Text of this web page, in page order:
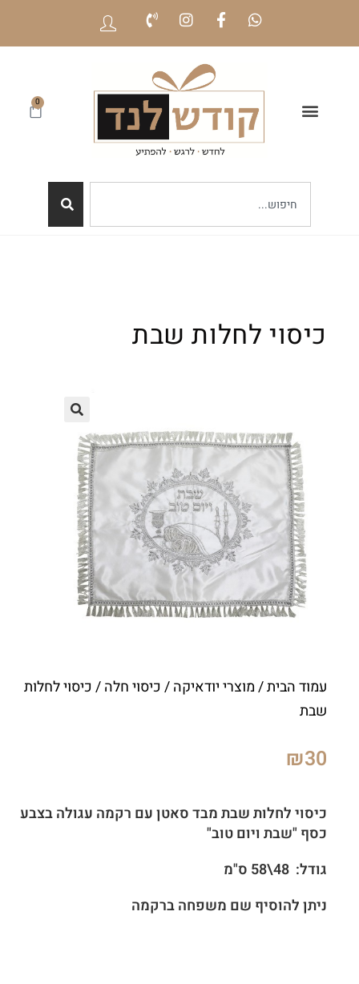
0
כיסוי לחלות שבת
עמוד הבית/מוצרי יודאיקה/כיסוי חלה/ כיסוי לחלות
שבת
₪30
כיסוי לחלות שבת מבד סאטן עם רקמה עגולה בצבע
כסף "שבת ויום טוב"
גודל: 48\58 ס"מ
ניתן להוסיף שם משפחה ברקמה